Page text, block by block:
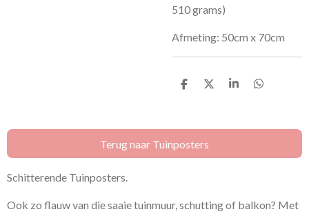
510 grams)
Afmeting: 50cm x 70cm
D
n
D
S
e
D
n
Terug naar Tuinposters
Schitterende Tuinposters.
Ook zo flauw van die saaie tuinmuur, schutting of balkon? Met